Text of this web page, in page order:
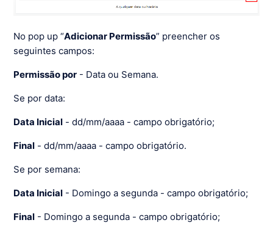
No pop up “Adicionar Permissão” preencher os
seguintes campos:
Permissão por - Data ou Semana.
Se por data:
Data Inicial - dd/mm/aaaa - campo obrigatório;
Final - dd/mm/aaaa - campo obrigatório.
Se por semana:
Data Inicial - Domingo a segunda - campo obrigatório;
Final - Domingo a segunda - campo obrigatório;